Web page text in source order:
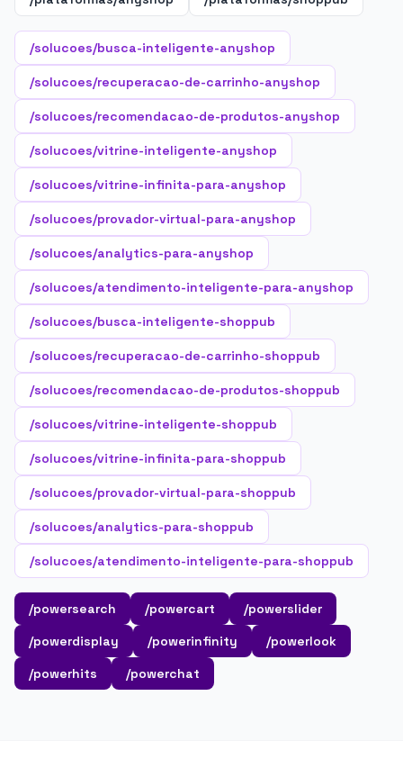
/solucoes/busca-inteligente-anyshop
/solucoes/recuperacao-de-carrinho-anyshop
/solucoes/recomendacao-de-produtos-anyshop
/solucoes/vitrine-inteligente-anyshop
/solucoes/vitrine-infinita-para-anyshop
/solucoes/provador-virtual-para-anyshop
/solucoes/analytics-para-anyshop
/solucoes/atendimento-inteligente-para-anyshop
/solucoes/busca-inteligente-shoppub
/solucoes/recuperacao-de-carrinho-shoppub
/solucoes/recomendacao-de-produtos-shoppub
/solucoes/vitrine-inteligente-shoppub
/solucoes/vitrine-infinita-para-shoppub
/solucoes/provador-virtual-para-shoppub
/solucoes/analytics-para-shoppub
/solucoes/atendimento-inteligente-para-shoppub
/powersearch /powercart
/powerslider
/powerdisplay
/powerinfinity
/powerlook
/powerhits
/powerchat